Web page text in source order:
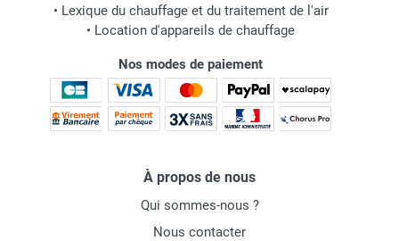
• Lexique du chauffage et du traitement de l'air
• Location d'appareils de chauffage
Nos modes de paiement
À propos de nous
Qui sommes-nous ?
Nous contacter